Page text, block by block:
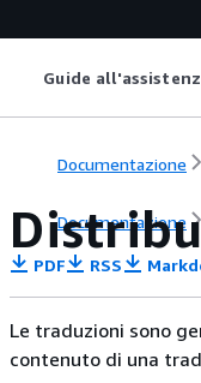
Guide
Documentazione
Documentazione
PDF RSS
Le traduzioni sono
contenuto di una